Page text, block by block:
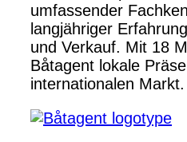
umfassender
langjähriger
und Verkauf. Mit 18
Båtagent lokale
internationalen Markt.